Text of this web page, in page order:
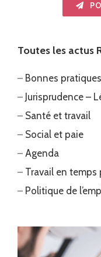
Toutes les actus
– Bonnes
– Jurisprudence –
– Santé et travail
– Social et paie
– Agenda
– Travail en temps
– Politique de